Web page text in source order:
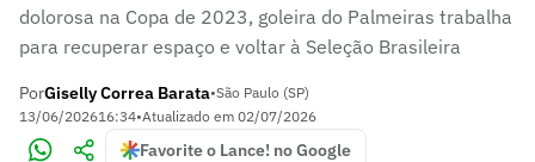
dolorosa na Copa de 2023, goleira do Palmeiras trabalha
para recuperar espaço e voltar à Seleção Brasileira
PorGiselly Correa Barata•São Paulo (SP)
13/06/202616:34•Atualizado em 02/07/2026
Favorite o Lance! no Google